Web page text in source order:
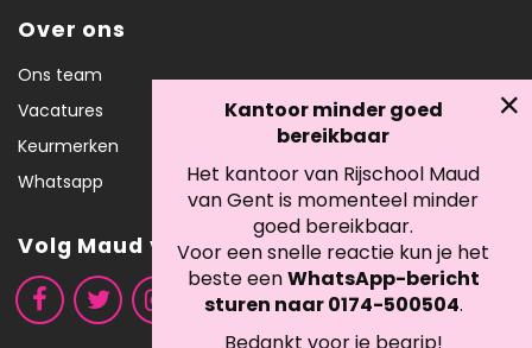
Over ons
Ons team
Vacatures
Keurmerken
Whatsapp
Volg Maud van Gent
Kantoor minder goed
bereikbaar
Het kantoor van Rijschool Maud
van Gent is momenteel minder
goed bereikbaar.
Voor een snelle reactie kun je het
beste eenWhatsApp-bericht
sturen naar 0174-500504.